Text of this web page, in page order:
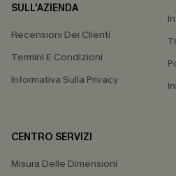
SULL'AZIENDA
Recensioni Dei Clienti
Termini E Condizioni
Informativa Sulla Privacy
CENTRO SERVIZI
Misura Delle Dimensioni